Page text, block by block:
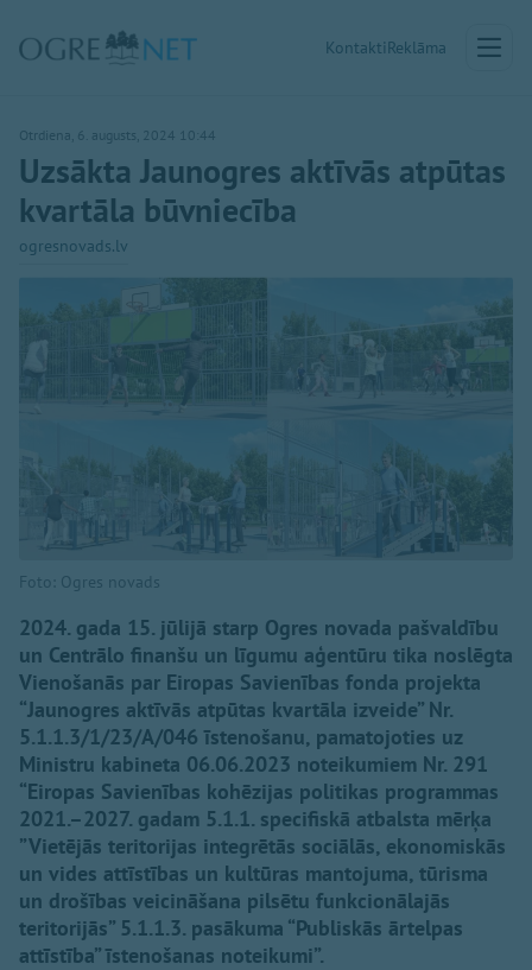
KontaktiReklāma
Otrdiena, 6. augusts, 2024 10:44
Uzsākta Jaunogres aktīvās atpūtas
kvartāla būvniecība
ogresnovads.lv
Foto: Ogres novads
2024. gada 15. jūlijā starp Ogres novada pašvaldību
un Centrālo finanšu un līgumu aģentūru tika noslēgta
Vienošanās par Eiropas Savienības fonda projekta
“Jaunogres aktīvās atpūtas kvartāla izveide” Nr.
5.1.1.3/1/23/A/046 īstenošanu, pamatojoties uz
Ministru kabineta 06.06.2023 noteikumiem Nr. 291
“Eiropas Savienības kohēzijas politikas programmas
2021.–2027. gadam 5.1.1. specifiskā atbalsta mērķa
”Vietējās teritorijas integrētās sociālās, ekonomiskās
un vides attīstības un kultūras mantojuma, tūrisma
un drošības veicināšana pilsētu funkcionālajās
teritorijās” 5.1.1.3. pasākuma “Publiskās ārtelpas
attīstība” īstenošanas noteikumi”.